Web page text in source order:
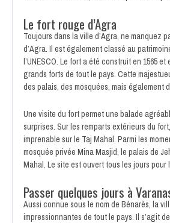
Le fort rouge d’Agra
Toujours dans la ville d’Agra, ne manquez
d’Agra. Il est également classé au
l’UNESCO. Le fort a été construit en 1565 et
grands forts de tout le pays. Cette
des palais, des mosquées, mais également
Une visite du fort permet une balade
surprises. Sur les remparts extérieurs du
imprenable sur le Taj Mahal. Parmi les
mosquée privée Mina Masjid, le palais de
Mahal. Le site est ouvert tous les jours pour
Passer quelques jours à
Aussi connue sous le nom de Bénarès, la
impressionnantes de tout le pays. Il s’agit